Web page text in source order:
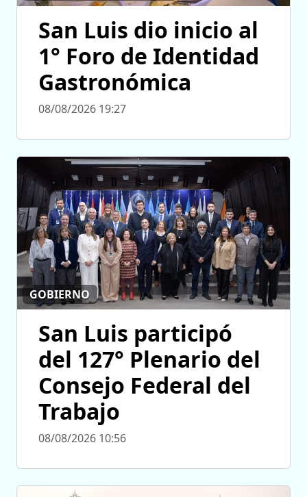
San Luis dio inicio al
1° Foro de Identidad
Gastronómica
08/08/2026 19:27
GOBIERNO
San Luis participó
del 127° Plenario del
Consejo Federal del
Trabajo
08/08/2026 10:56